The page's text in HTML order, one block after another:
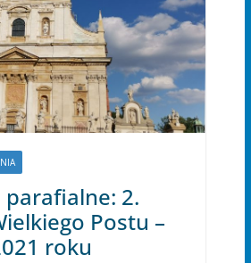
parafialne: 2.
Postu –
roku